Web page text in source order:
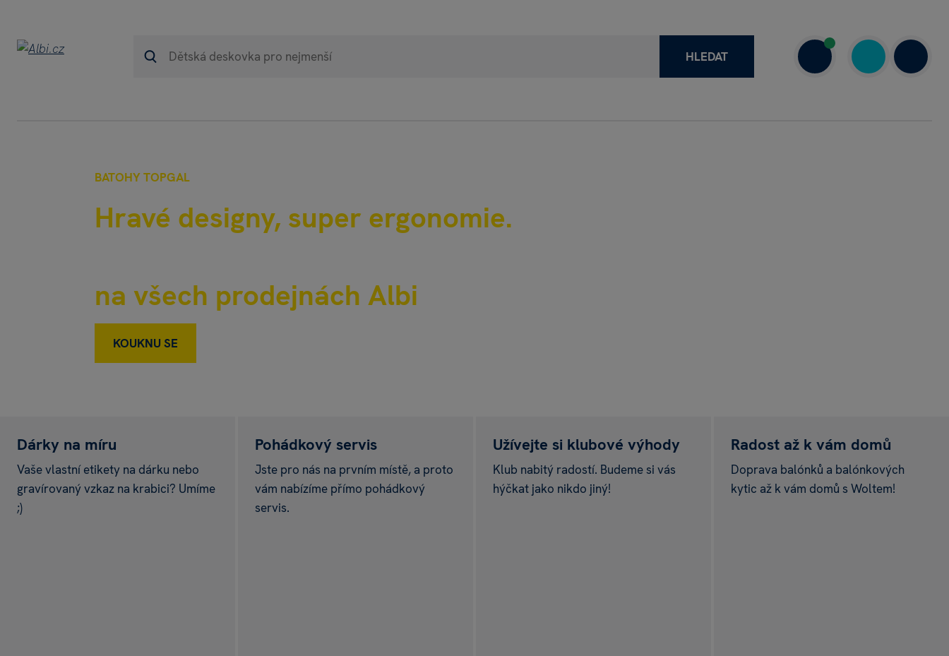
HLEDAT
BATOHY TOPGAL
Hravé designy, super ergonomie.
na všech prodejnách Albi
KOUKNU SE
Dárky na míru
Vaše vlastní etikety na dárku nebo
gravírovaný vzkaz na krabici? Umíme
;)
Pohádkový servis
Jste pro nás na prvním místě, a proto
vám nabízíme přímo pohádkový
servis.
Užívejte si klubové výhody
Klub nabitý radostí. Budeme si vás
hýčkat jako nikdo jiný!
Radost až k vám domů
Doprava balónků a balónkových
kytic až k vám domů s Woltem!